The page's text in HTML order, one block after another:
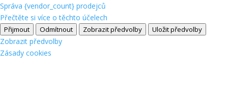
Správa {vendor_count} prodejců
Přečtěte si více o těchto účelech
Přijmout Odmítnout Zobrazit předvolby Uložit předvolby
Zobrazit předvolby
Zásady cookies